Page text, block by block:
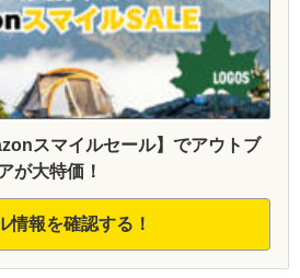
スマイルセール】でアウトブ
が大特価！
情報を確認する！